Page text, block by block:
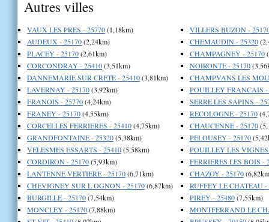
Autres villes
VAUX LES PRES - 25770(1,18km)
AUDEUX - 25170(2,24km)
PLACEY - 25170(2,61km)
CORCONDRAY - 25410(3,51km)
DANNEMARIE SUR CRETE - 25410(3,81km)
LAVERNAY - 25170(3,92km)
FRANOIS - 25770(4,24km)
FRANEY - 25170(4,55km)
CORCELLES FERRIERES - 25410(4,75km)
GRANDFONTAINE - 25320(5,38km)
VELESMES ESSARTS - 25410(5,58km)
CORDIRON - 25170(5,93km)
LANTENNE VERTIERE - 25170(6,71km)
CHEVIGNEY SUR L OGNON - 25170(6,87km)
BURGILLE - 25170(7,54km)
MONCLEY - 25170(7,88km)
VILLERS BUZON -
CHEMAUDIN - 25320
CHAMPAGNEY - 25170
NOIRONTE - 25170
CHAMPVANS LES
POUILLEY FRANCAIS -
SERRE LES SAPINS -
RECOLOGNE - 25170
CHAUCENNE - 25170
PELOUSEY - 25170
POUILLEY LES VIGNES
FERRIERES LES BOIS -
CHAZOY - 25170
RUFFEY LE CHATEAU -
PIREY - 25480(7,55km)
MONTFERRAND LE